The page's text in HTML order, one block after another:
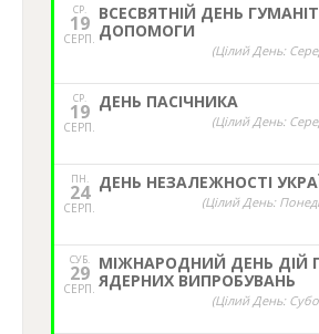
СР.
19
СЕРП.
ВСЕСВЯТНІЙ ДЕНЬ
ДОПОМОГИ
(Цілий День:
СР.
19
СЕРП.
ДЕНЬ ПАСІЧНИКА
(Цілий День:
ПН.
24
СЕРП.
ДЕНЬ НЕЗАЛЕЖНОСТІ
(Цілий День:
СУБ.
29
СЕРП.
МІЖНАРОДНИЙ ДЕНЬ ДІЙ
ЯДЕРНИХ ВИПРОБУВАНЬ
(Цілий День: